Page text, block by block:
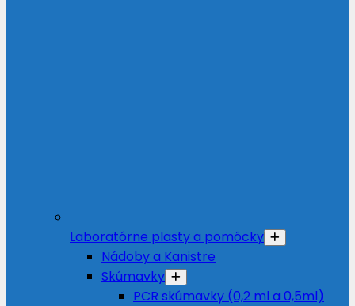
Laboratórne plasty a pomôcky
Nádoby a Kanistre
Skúmavky
PCR skúmavky (0,2 ml a 0,5ml)